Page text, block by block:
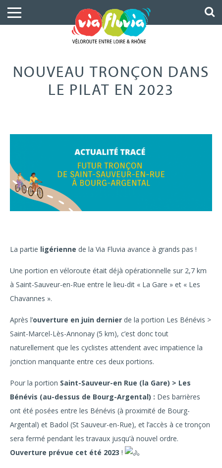
NOUVEAU TRONÇON DANS
LE PILAT EN 2023
La partie ligérienne de la Via Fluvia avance à grands pas !
Une portion en véloroute était déjà opérationnelle sur 2,7 km
à Saint-Sauveur-en-Rue entre le lieu-dit « La Gare » et « Les
Chavannes ».
Après l’ouverture en juin dernier de la portion Les Bénévis >
Saint-Marcel-Lès-Annonay (5 km), c’est donc tout
naturellement que les cyclistes attendent avec impatience la
jonction manquante entre ces deux portions.
Pour la portion Saint-Sauveur-en Rue (la Gare) > Les
Bénévis (au-dessus de Bourg-Argental) : Des barrières
ont été posées entre les Bénévis (à proximité de Bourg-
Argental) et Badol (St Sauveur-en-Rue), et l’accès à ce tronçon
sera fermé pendant les travaux jusqu’à nouvel ordre.
Ouverture prévue cet été 2023 !